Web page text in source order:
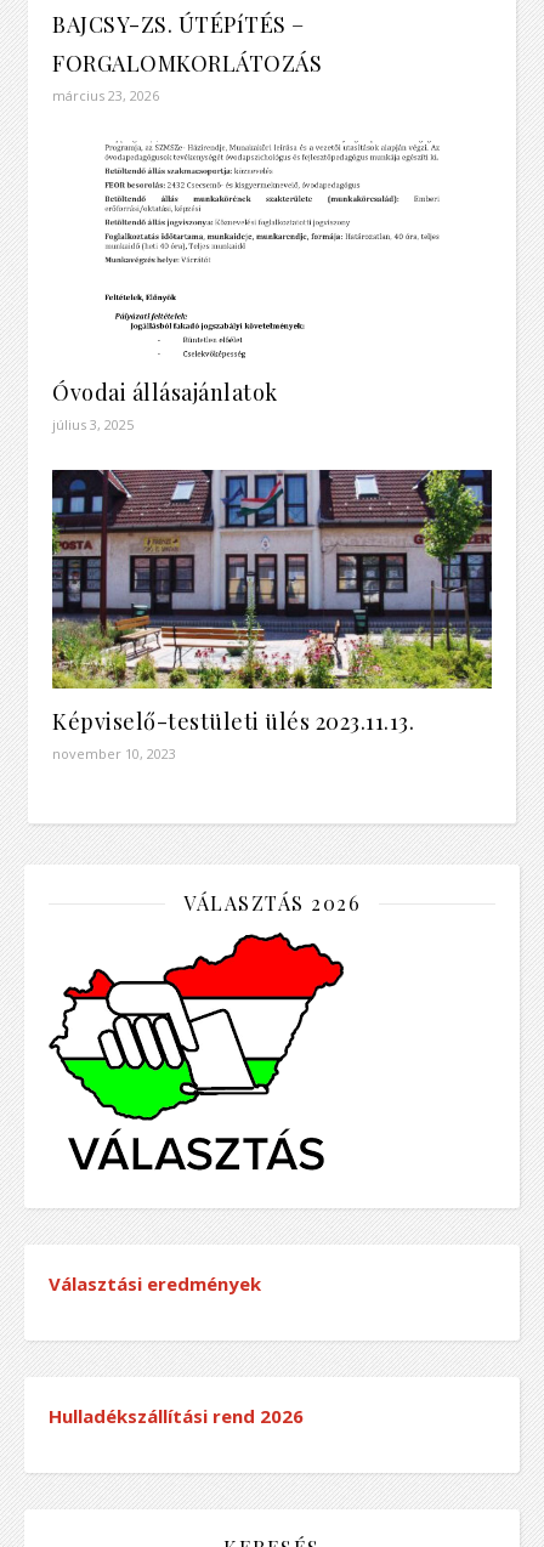
BAJCSY-ZS. ÚTÉPíTÉS –
FORGALOMKORLÁTOZÁS
március 23, 2026
Óvodai állásajánlatok
július 3, 2025
Képviselő-testületi ülés 2023.11.13.
november 10, 2023
VÁLASZTÁS 2026
Választási eredmények
Hulladékszállítási rend 2026